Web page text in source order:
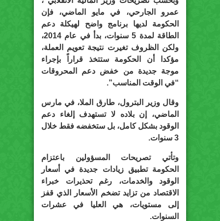
عمرو الجارحي، في مايو الماضي، فإن
الحكومة لديها برنامج واضح لهيكلة دعم
الطاقة لمدة 5 سنوات، بدأ في عام 2014،
ولكن الظروف تغيرت نتيجة تعويم العملة،
مؤكدا أن الحكومة ستتخذ قراراً بإجراء
موجة جديدة من خفض دعم المحروقات
“في الوقت المناسب”.
وقال وزير البترول، طارق الملا، في مارس
الماضي، إن بلاده لا تستهدف إلغاء دعم
الوقود بشكل كامل، بل ستخفضه فقط خلال
3 سنوات.
وتأتي تصريحات المسؤولين باعتزام
الحكومة تطبيق زيادات جديدة في أسعار
الوقود والخدمات، رغم تحذيرات خبراء
الاقتصاد من تزايد تضخم الأسعار الذي قفز
إلى مستويات، هي العليا في عشرات
السنوات.